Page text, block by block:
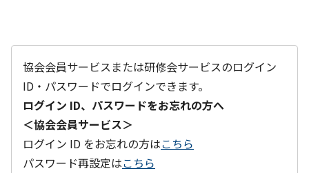
協会会員サービスまたは研修会サービスのログイン
ID・パスワードでログインできます。
ログイン ID、パスワードをお忘れの方へ
＜協会会員サービス＞
ログイン ID をお忘れの方はこちら
パスワード再設定はこちら